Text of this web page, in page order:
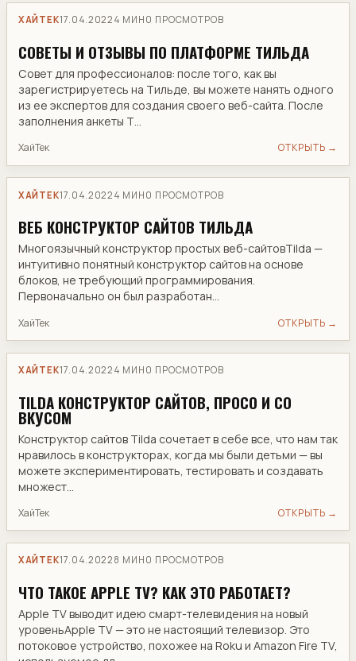
ХАЙТЕК17.04.2022 4 МИН 0 ПРОСМОТРОВ
СОВЕТЫ И ОТЗЫВЫ ПО ПЛАТФОРМЕ ТИЛЬДА
Совет для профессионалов: после того, как вы
зарегистрируетесь на Тильде, вы можете нанять одного
из ее экспертов для создания своего веб-сайта. После
заполнения анкеты Т...
ХайТек ОТКРЫТЬ →
ХАЙТЕК17.04.2022 4 МИН 0 ПРОСМОТРОВ
ВЕБ КОНСТРУКТОР САЙТОВ ТИЛЬДА
Многоязычный конструктор простых веб-сайтовTilda —
интуитивно понятный конструктор сайтов на основе
блоков, не требующий программирования.
Первоначально он был разработан...
ХайТек ОТКРЫТЬ →
ХАЙТЕК17.04.2022 4 МИН 0 ПРОСМОТРОВ
TILDA КОНСТРУКТОР САЙТОВ, ПРОСО И СО
ВКУСОМ
​Конструктор сайтов Tilda сочетает в себе все, что нам так
нравилось в конструкторах, когда мы были детьми — вы
можете экспериментировать, тестировать и создавать
множест...
ХайТек ОТКРЫТЬ →
ХАЙТЕК17.04.2022 8 МИН 0 ПРОСМОТРОВ
​ЧТО ТАКОЕ APPLE TV? КАК ЭТО РАБОТАЕТ?
Apple TV выводит идею смарт-телевидения на новый
уровеньApple TV — это не настоящий телевизор. Это
потоковое устройство, похожее на Roku и Amazon Fire TV,